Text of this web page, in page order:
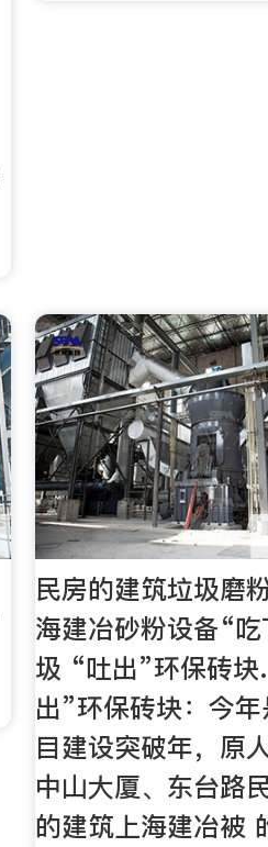
民房的建筑垃圾磨
海建冶砂粉设备“
圾 “吐出”环保砖
出”环保砖块：今
目建设突破年，原
中山大厦、东台路
的建筑上海建冶被